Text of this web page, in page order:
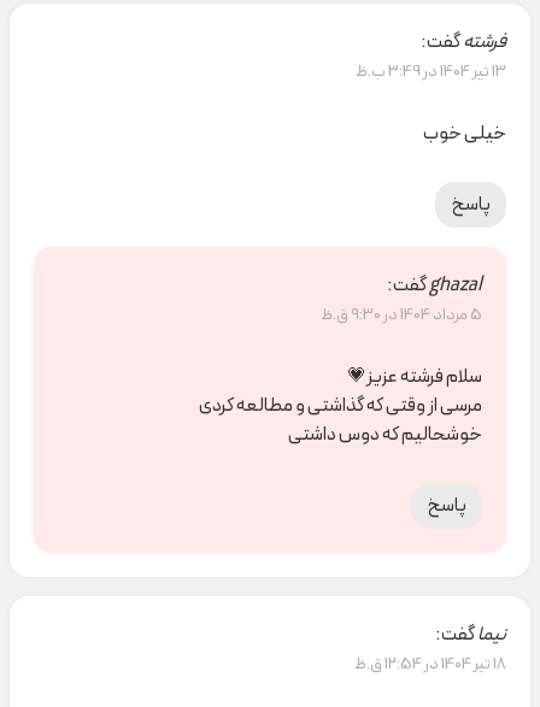
فرشتهگفت:
13 تیر 1404 در 3:49 ب.ظ
خیلی خوب
پاسخ
ghazalگفت:
5 مرداد 1404 در 9:30 ق.ظ
سلام فرشته عزیز💗
مرسی از وقتی که گذاشتی و مطالعه کردی
خوشحالیم که دوس داشتی
پاسخ
نیماگفت:
18 تیر 1404 در 12:54 ق.ظ